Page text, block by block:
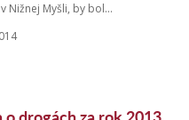
Nižnej Myšli, by bol...